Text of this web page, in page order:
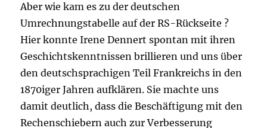
Aber wie kam es zu der deutschen
Umrechnungstabelle auf der RS-Rückseite ?
Hier konnte Irene Dennert spontan mit ihren
Geschichtskenntnissen brillieren und uns über
den deutschsprachigen Teil Frankreichs in den
1870iger Jahren aufklären. Sie machte uns
damit deutlich, dass die Beschäftigung mit den
Rechenschiebern auch zur Verbesserung